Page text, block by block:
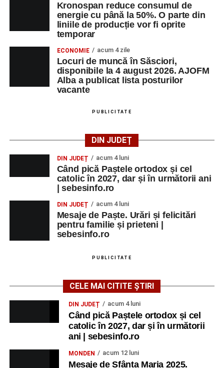
Kronospan reduce consumul de
energie cu până la 50%. O parte din
liniile de producție vor fi oprite
temporar
ECONOMIE acum 4 zile
Locuri de muncă în Săsciori,
disponibile la 4 august 2026. AJOFM
Alba a publicat lista posturilor
vacante
PUBLICITATE
DIN JUDEȚ
DIN JUDEȚ acum 4 luni
Când pică Paștele ortodox și cel
catolic în 2027, dar și în următorii ani
| sebesinfo.ro
DIN JUDEȚ acum 4 luni
Mesaje de Paște. Urări și felicitări
pentru familie și prieteni |
sebesinfo.ro
PUBLICITATE
CELE MAI CITITE ȘTIRI
DIN JUDEȚ acum 4 luni
Când pică Paștele ortodox și cel
catolic în 2027, dar și în următorii
ani | sebesinfo.ro
MONDEN acum 12 luni
Mesaje de Sfânta Maria 2025.